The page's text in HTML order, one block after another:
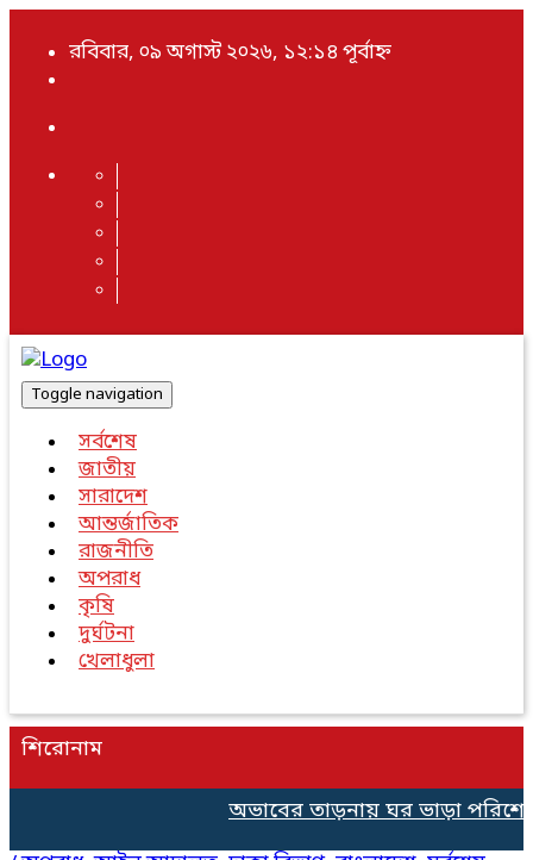
রবিবার, ০৯ অগাস্ট ২০২৬, ১২:১৪ পূর্বাহ্ন
Toggle navigation
সর্বশেষ
জাতীয়
সারাদেশ
আন্তর্জাতিক
রাজনীতি
অপরাধ
কৃষি
দুর্ঘটনা
খেলাধুলা
শিরোনাম
অভাবের তাড়নায় ঘর ভাড়া পরিশোধে